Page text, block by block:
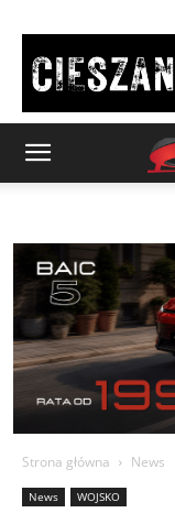
Strona główna News
News WOJSKO